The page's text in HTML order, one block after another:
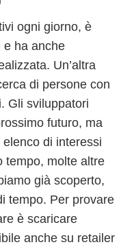
ogni giorno, è
e ha anche
Un’altra
di persone con
Gli sviluppatori
futuro, ma
di interessi
tempo, molte altre
già scoperto,
tempo. Per provare
è scaricare
anche su retailer